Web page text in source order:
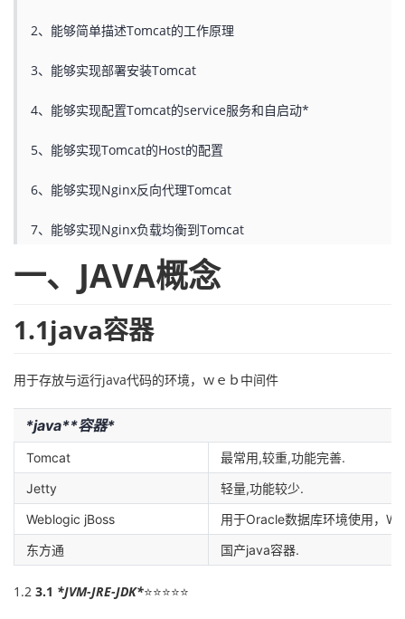
的
博
客
我
的
论
坛
我
的
圈
子
我
的
直
我
的
动
我
关
的
开
发
者
学
我
的
Programs
我
的
支
持
2、能够简单描述Tomcat的工作原理
3、能够实现部署安装Tomcat
4、能够实现配置Tomcat的service服务和自启动*
5、能够实现Tomcat的Host的配置
6、能够实现Nginx反向代理Tomcat
7、能够实现Nginx负载均衡到Tomcat
一、JAVA概念
1.1java容器
用于存放与运行java代码的环境，ｗｅｂ中间件
*java**容器*
Tomcat
最常用,较重,功能完善.
Jetty
轻量,功能较少.
Weblogic jBoss
用于Oracle数据库环境使用，
东方通
国产java容器.
1.2 3.1 *JVM-JRE-JDK*⭐⭐⭐⭐⭐